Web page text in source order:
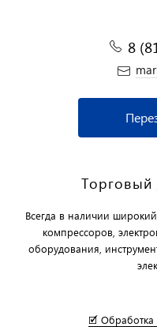
8
Всегда в наличии
компрессоров,
оборудования,
🗹 Обработка